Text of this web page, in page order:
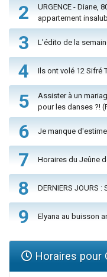
2
URGENCE - Diane,
appartement
3 L'édito de la
4 Ils ont volé 12 Sifré
5
Assister à un
pour les danses ?!
6 Je manque
7 Horaires du Jeûne
8 DERNIERS JOURS
9 Elyana au buisson
Horaires pour